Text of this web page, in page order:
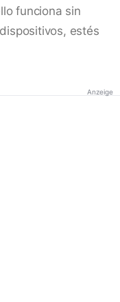
funciona sin
estés
Anzeige